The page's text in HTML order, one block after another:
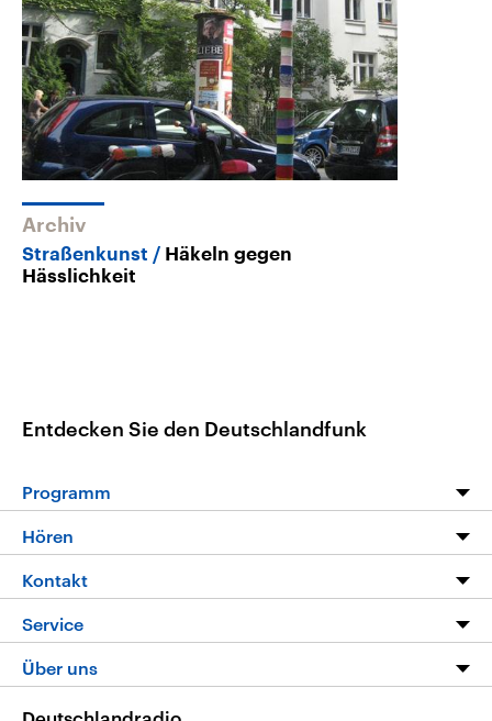
Archiv
Straßenkunst
Häkeln gegen
Hässlichkeit
Entdecken Sie den Deutschlandfunk
Programm
Programm
Die Nachrichten
Nachrichtenleicht
Neue Beiträge auf dlf.de
Hören
Livestream
Podcasts
Deutschlandfunk App
Nachrichten App
Kontakt
Hörerservice
Service
FAQ
Über uns